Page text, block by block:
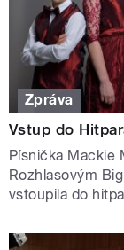
Zpráva
Vstup do
Písnička Mackie
Rozhlasovým
vstoupila do